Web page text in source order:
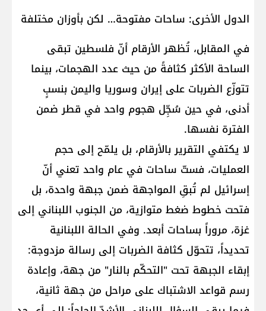
الدول الأخرى: ساحات مفتوحة… لكن بأوزان مختلفة
في المقابل، تُظهر الأرقام أنّ فلسطين تبقى
الساحة الأكثر كثافةً من حيث عدد الهجمات، بينما
تتوزّع الضربات على إيران وسوريا واليمن بنسبٍ
أدنى، في حين سُجِّل هجوم واحد في قطر ضمن
الفترة نفسها.
لا يكتفي التقرير بالأرقام، بل يلمّح إلى حجم
العمليات، فستّ ساحات في عام واحد تعني أنّ
إسرائيل لم تُبقِ المواجهة ضمن جبهة واحدة، بل
فتحت خطوط ضغط متوازية، من الجنوب اللبناني إلى
غزة، مروراً بساحات أبعد. وفي الحالة اللبنانية
تحديداً، تتحوّل كثافة الضربات إلى رسالة مزدوجة:
إبقاء الجبهة تحت "التحكّم بالنار" من جهة، وإعادة
رسم قواعد الاشتباك على مراحل من جهة ثانية،